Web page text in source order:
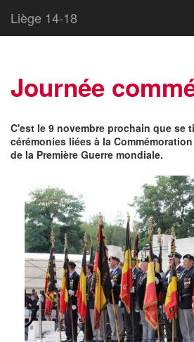
Liège 14-18
Journée
C'est le 9 novembre prochain que se
cérémonies liées à la
de la Première Guerre mondiale.